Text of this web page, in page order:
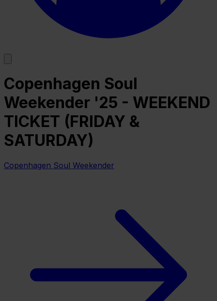
Copenhagen Soul
Weekender '25 - WEEKEND
TICKET (FRIDAY &
SATURDAY)
Copenhagen Soul Weekender